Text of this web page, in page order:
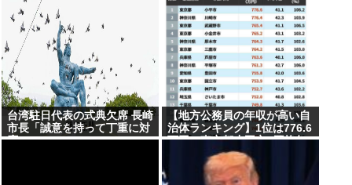
台湾駐日代表の式典欠席 長崎
市長「誠意を持って丁重に対
応」
【地方公務員の年収が高い自
治体ランキング】1位は776.6
万円の東京都小平市 (平均年
齢41.1歳）、2位は神奈川県
川崎市の776.4万円、3位は東
京都武蔵野市の765.4万円